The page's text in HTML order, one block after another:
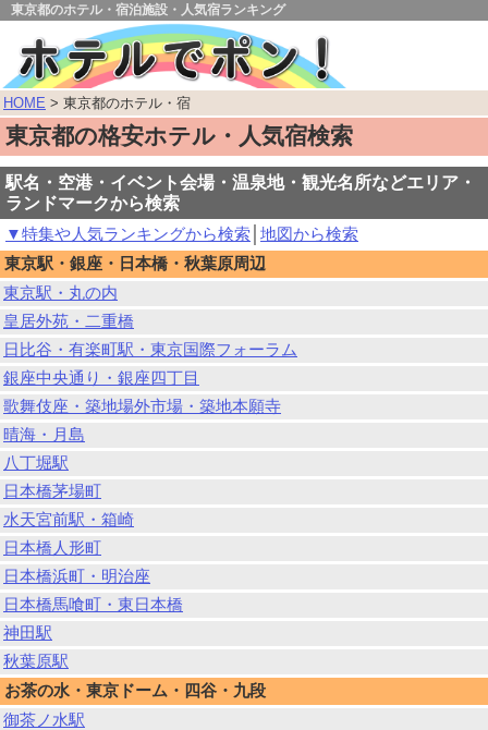
東京都のホテル・宿泊施設・人気宿ランキング
HOME > 東京都のホテル・宿
東京都の格安ホテル・人気宿検索
駅名・空港・イベント会場・温泉地・観光名所などエリア・
ランドマークから検索
▼特集や人気ランキングから検索
地図から検索
東京駅・銀座・日本橋・秋葉原周辺
東京駅・丸の内
皇居外苑・二重橋
日比谷・有楽町駅・東京国際フォーラム
銀座中央通り・銀座四丁目
歌舞伎座・築地場外市場・築地本願寺
晴海・月島
八丁堀駅
日本橋茅場町
水天宮前駅・箱崎
日本橋人形町
日本橋浜町・明治座
日本橋馬喰町・東日本橋
神田駅
秋葉原駅
お茶の水・東京ドーム・四谷・九段
御茶ノ水駅